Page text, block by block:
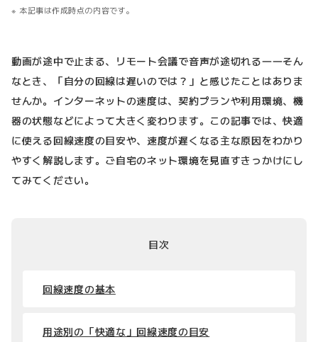
本記事は作成時点の内容です。
動画が途中で止まる、リモート会議で音声が途切れる――そん
なとき、「自分の回線は遅いのでは？」と感じたことはありま
せんか。インターネットの速度は、契約プランや利用環境、機
器の状態などによって大きく変わります。この記事では、快適
に使える回線速度の目安や、速度が遅くなる主な原因をわかり
やすく解説します。ご自宅のネット環境を見直すきっかけにし
てみてください。
目次
回線速度の基本
用途別の「快適な」回線速度の目安